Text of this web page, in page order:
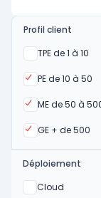
Profil client
TPE de 1 à 10
Oui
PE de 10 à 50
Oui
ME de 50 à
Oui
GE + de 500
Oui
Déploiement
Cloud
Oui